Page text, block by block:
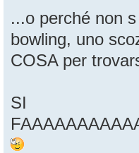
...o perché non
bowling, uno
COSA per
SI